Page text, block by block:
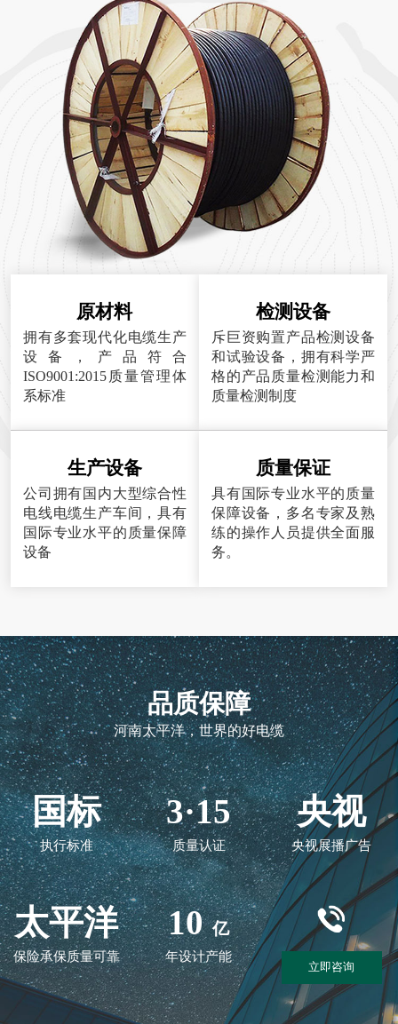
原材料
拥有多套现代化电缆生产
设备，产品符合
ISO9001:2015质量管理体
系标准
检测设备
斥巨资购置产品检测设备
和试验设备，拥有科学严
格的产品质量检测能力和
质量检测制度
生产设备
公司拥有国内大型综合性
电线电缆生产车间，具有
国际专业水平的质量保障
设备
质量保证
具有国际专业水平的质量
保障设备，多名专家及熟
练的操作人员提供全面服
务。
品质保障
河南太平洋，世界的好电缆
国标
执行标准
3·15
质量认证
央视
央视展播广告
太平洋
保险承保质量可靠
10 亿
年设计产能
立即咨询